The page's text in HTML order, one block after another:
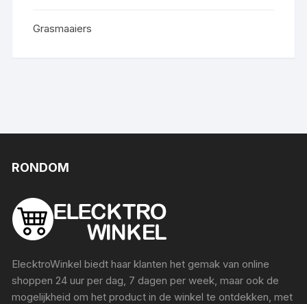
Grasmaaiers
RONDOM
ElecktroWinkel biedt haar klanten het gemak van online
shoppen 24 uur per dag, 7 dagen per week, maar ook de
mogelijkheid om het product in de winkel te ontdekken, met